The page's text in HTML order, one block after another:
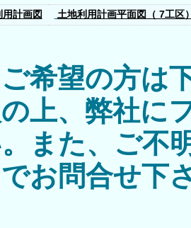
用計画図 土地利用計画平面図（ 7工区
希望の方は
上、弊社に
また、ご不
お問合せ下